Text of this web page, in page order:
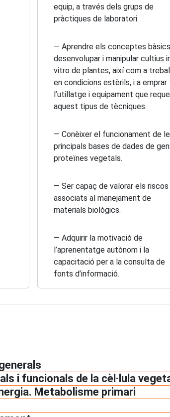
equip, a través dels grups de
pràctiques de laboratori.
— Aprendre els conceptes
desenvolupar i manipular cultius
vitro de plantes, així com a
en condicions estèrils, i a
l’utillatge i equipament que
aquest tipus de tècniques.
— Conèixer el funcionament de
principals bases de dades de
proteïnes vegetals.
— Ser capaç de valorar els riscos
associats al manejament de
materials biològics.
— Adquirir la motivació de
l’aprenentatge autònom i la
capacitació per a la consulta de
fonts d’informació.
i funcionals de la cèl·lula
Metabolisme primari